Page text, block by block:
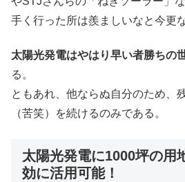
手く行った所は羨ましいなと今更
太陽光発電はやはり早い者勝ちの
る。
ともあれ、他ならぬ自分のため、
（苦笑）を続けるのみである。
太陽光発電に1000坪の用
効に活用可能！